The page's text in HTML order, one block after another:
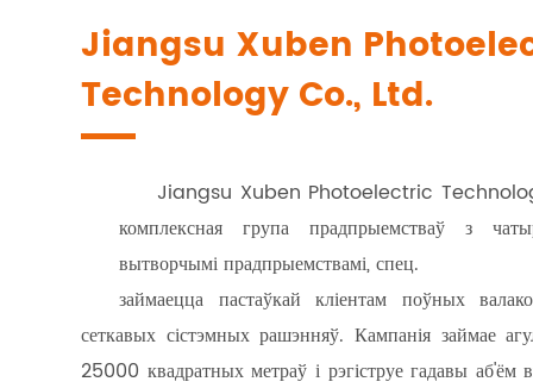
Jiangsu Xuben Photoelectric
комплексная група прадпрыемстваў з
вытворчымі прадпрыемствамі, спец.
займаецца пастаўкай кліентам поўных
сеткавых сістэмных рашэнняў. Кампанія займае
25000 квадратных метраў і рэгіструе гадавы аб'ём
Jiangsu Xuben
Technology Co., Ltd.
Jiangsu Xuben Photoelectric
комплексная група прадпрыемстваў з
вытворчымі прадпрыемствамі, спец.
займаецца пастаўкай кліентам поўных
сеткавых сістэмных рашэнняў. Кампанія займае
25000 квадратных метраў і рэгіструе гадавы аб'ём
Jiangsu Xuben Photoelectric
комплексная група прадпрыемстваў з
вытворчымі прадпрыемствамі, спец.
займаецца пастаўкай кліентам поўных
сеткавых сістэмных рашэнняў. Кампанія займае
25000 квадратных метраў і рэгіструе гадавы аб'ём